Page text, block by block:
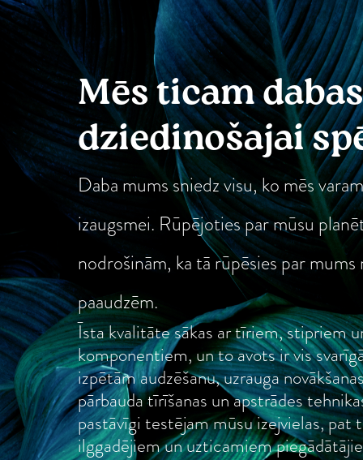
Mēs ticam dabas
dziedinošajai
Daba mums sniedz visu, ko mēs
izaugsmei. Rūpējoties par mūsu
nodrošinām, ka tā rūpēsies par mums
paaudzēm.
Īsta kvalitāte sākas ar tīriem, stipriem
komponentiem, un to avots ir vis
izpētām audzēšanu, uzrauga
pārbauda tīrīšanas un apstrādes
pastāvīgi testējam mūsu izejvielas, pat
ilggadējiem un uzticamiem